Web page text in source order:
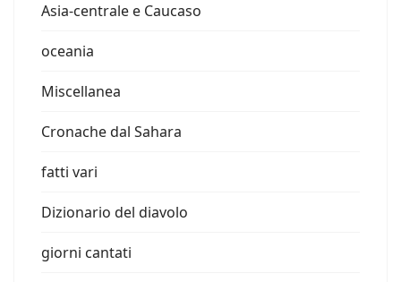
Asia-centrale e Caucaso
oceania
Miscellanea
Cronache dal Sahara
fatti vari
Dizionario del diavolo
giorni cantati